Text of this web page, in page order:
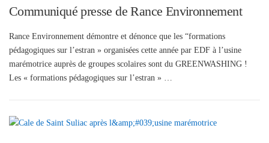
Communiqué presse de Rance Environnement
Rance Environnement démontre et dénonce que les “formations
pédagogiques sur l’estran » organisées cette année par EDF à l’usine
marémotrice auprès de groupes scolaires sont du GREENWASHING !
Les « formations pédagogiques sur l’estran » …